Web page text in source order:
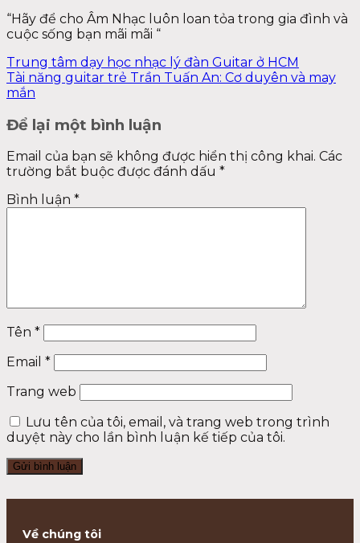
“Hãy để cho Âm Nhạc luôn loan tỏa trong gia đình và
cuộc sống bạn mãi mãi “
Trung tâm dạy học nhạc lý đàn Guitar ở HCM
Tài năng guitar trẻ Trần Tuấn An: Cơ duyên và may
mắn
Để lại một bình luận
Email của bạn sẽ không được hiển thị công khai. Các
trường bắt buộc được đánh dấu *
Bình luận *
Tên *
Email *
Trang web
Lưu tên của tôi, email, và trang web trong trình
duyệt này cho lần bình luận kế tiếp của tôi.
Về chúng tôi